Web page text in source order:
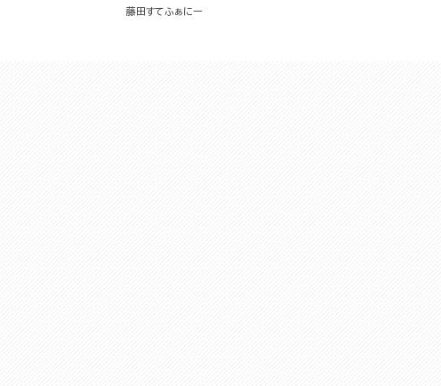
藤田すてふぁにー